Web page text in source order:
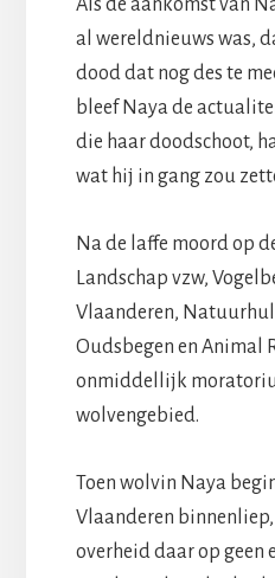
Als de aankomst van
al wereldnieuws was,
dood dat nog des te
bleef Naya de
die haar doodschoot,
wat hij in gang zou
Na de laffe moord op
Landschap vzw,
Vlaanderen,
Oudsbegen en Animal
onmiddellijk
wolvengebied.
Toen wolvin Naya
Vlaanderen binnenliep,
overheid daar op geen